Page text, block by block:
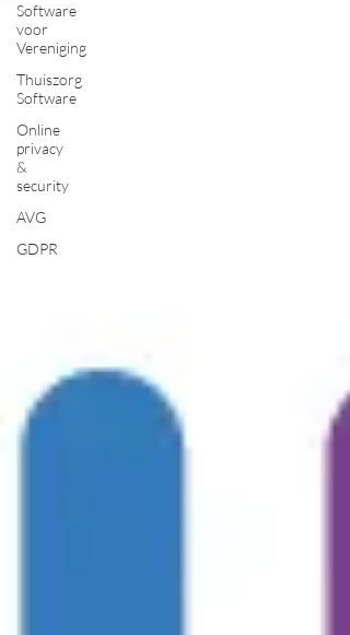
Software
voor
Vereniging
Thuiszorg
Software
Online
privacy
&
security
AVG
GDPR